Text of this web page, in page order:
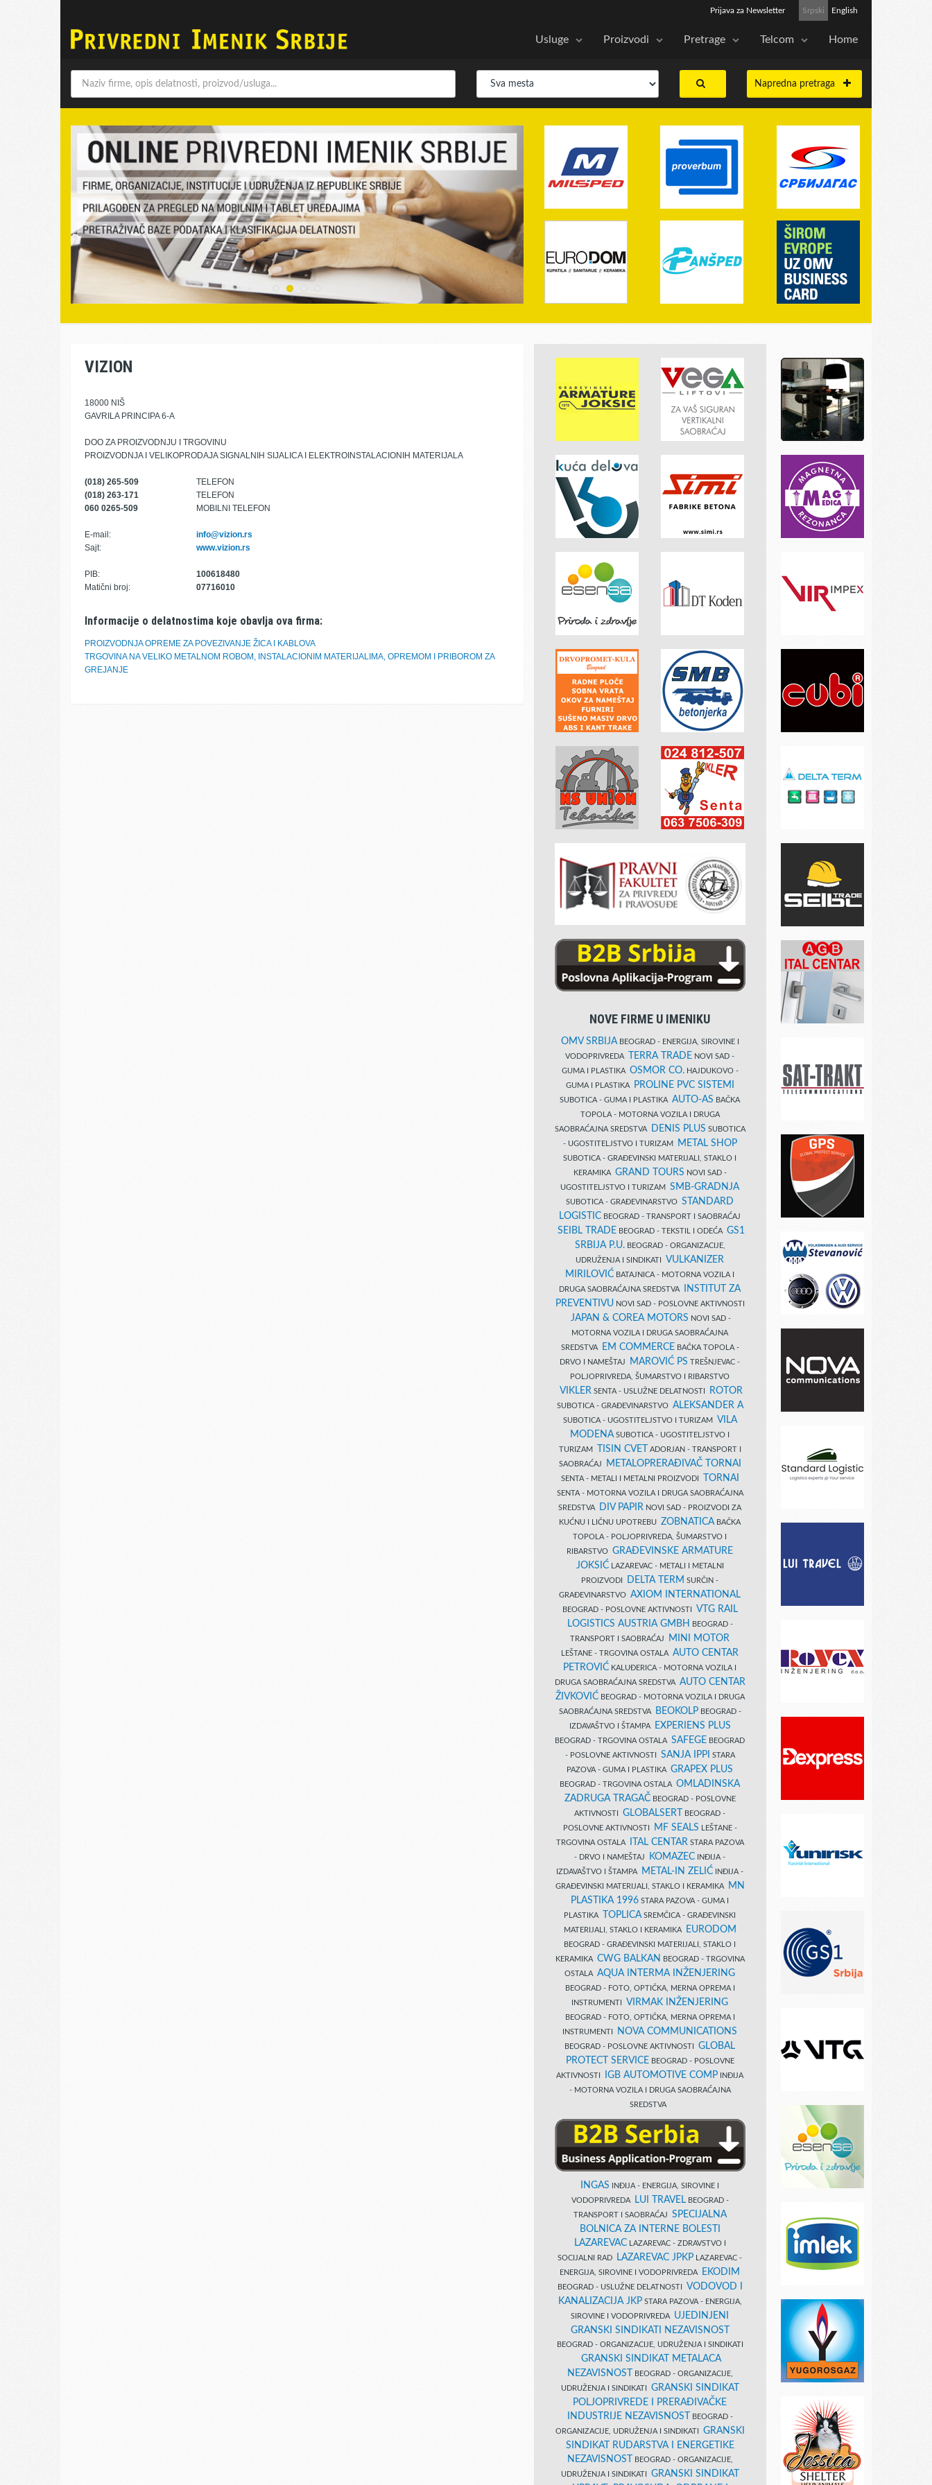
Srpski English
Prijava za Newsletter
Usluge Proizvodi Pretrage Telcom Home
Napredna pretraga
VIZION
18000 NIŠ
GAVRILA PRINCIPA 6-A
DOO ZA PROIZVODNJU I TRGOVINU
PROIZVODNJA I VELIKOPRODAJA SIGNALNIH SIJALICA I ELEKTROINSTALACIONIH MATERIJALA
(018) 265-509
TELEFON
(018) 263-171
TELEFON
060 0265-509
MOBILNI TELEFON
E-mail:
info@vizion.rs
Sajt:
www.vizion.rs
PIB:
100618480
Matični broj:
07716010
Informacije o delatnostima koje obavlja ova firma:
PROIZVODNJA OPREME ZA POVEZIVANJE ŽICA I KABLOVA
TRGOVINA NA VELIKO METALNOM ROBOM, INSTALACIONIM MATERIJALIMA, OPREMOM I PRIBOROM ZA
GREJANJE
NOVE FIRME U IMENIKU
OMV SRBIJABEOGRAD - ENERGIJA, SIROVINE I
VODOPRIVREDA
TERRA TRADE NOVI SAD -
GUMA I PLASTIKA OSMOR CO.HAJDUKOVO -
GUMA I PLASTIKA
PROLINE PVC SISTEMI
SUBOTICA - GUMA I PLASTIKA AUTO-AS BAČKA
TOPOLA - MOTORNA VOZILA I DRUGA
SAOBRAĆAJNA SREDSTVA
DENIS PLUS SUBOTICA
- UGOSTITELJSTVO I TURIZAM
METAL SHOP
SUBOTICA - GRAĐEVINSKI MATERIJALI, STAKLO I
KERAMIKA GRAND TOURS NOVI SAD -
UGOSTITELJSTVO I TURIZAM SMB-GRADNJA
SUBOTICA - GRAĐEVINARSTVO STANDARD
LOGISTIC BEOGRAD - TRANSPORT I SAOBRAĆAJ
SEIBL TRADE BEOGRAD - TEKSTIL I ODEĆA GS1
SRBIJA P.U.BEOGRAD - ORGANIZACIJE,
UDRUŽENJA I SINDIKATI VULKANIZER
MIRILOVIĆ BATAJNICA - MOTORNA VOZILA I
DRUGA SAOBRAĆAJNA SREDSTVA
INSTITUT ZA
PREVENTIVUNOVI SAD - POSLOVNE AKTIVNOSTI
JAPAN & COREA MOTORS NOVI SAD -
MOTORNA VOZILA I DRUGA SAOBRAĆAJNA
SREDSTVA
EM COMMERCE BAČKA TOPOLA -
DRVO I NAMEŠTAJ
MAROVIĆ PS TREŠNJEVAC -
POLJOPRIVREDA, ŠUMARSTVO I RIBARSTVO
VIKLER SENTA - USLUŽNE DELATNOSTI ROTOR
SUBOTICA - GRAĐEVINARSTVO ALEKSANDER A
SUBOTICA - UGOSTITELJSTVO I TURIZAM VILA
MODENA SUBOTICA - UGOSTITELJSTVO I
TURIZAM
TISIN CVET
ADORJAN - TRANSPORT I
SAOBRAĆAJ
METALOPRERAĐIVAČ TORNAI
SENTA - METALI I METALNI PROIZVODI TORNAI
SENTA - MOTORNA VOZILA I DRUGA SAOBRAĆAJNA
SREDSTVA
DIV PAPIR NOVI SAD - PROIZVODI ZA
KUĆNU I LIČNU UPOTREBU ZOBNATICA BAČKA
TOPOLA - POLJOPRIVREDA, ŠUMARSTVO I
RIBARSTVO GRAĐEVINSKE ARMATURE
JOKSIĆLAZAREVAC - METALI I METALNI
PROIZVODI
DELTA TERM SURČIN -
GRAĐEVINARSTVO AXIOM INTERNATIONAL
BEOGRAD - POSLOVNE AKTIVNOSTI VTG RAIL
LOGISTICS AUSTRIA GMBH
BEOGRAD -
TRANSPORT I SAOBRAĆAJ
MINI MOTOR
LEŠTANE - TRGOVINA OSTALA AUTO CENTAR
PETROVIĆ KALUĐERICA - MOTORNA VOZILA I
DRUGA SAOBRAĆAJNA SREDSTVA AUTO CENTAR
ŽIVKOVIĆBEOGRAD - MOTORNA VOZILA I DRUGA
SAOBRAĆAJNA SREDSTVA
BEOKOLPBEOGRAD -
IZDAVAŠTVO I ŠTAMPA
EXPERIENS PLUS
BEOGRAD - TRGOVINA OSTALA SAFEGE BEOGRAD
- POSLOVNE AKTIVNOSTI SANJA IPPI
STARA
PAZOVA - GUMA I PLASTIKA GRAPEX PLUS
BEOGRAD - TRGOVINA OSTALA OMLADINSKA
ZADRUGA TRAGAČBEOGRAD - POSLOVNE
AKTIVNOSTI GLOBALSERT
BEOGRAD -
POSLOVNE AKTIVNOSTI
MF SEALS LEŠTANE -
TRGOVINA OSTALA
ITAL CENTAR STARA PAZOVA
- DRVO I NAMEŠTAJ
KOMAZEC INĐIJA -
IZDAVAŠTVO I ŠTAMPA
METAL-IN ZELIĆ INĐIJA -
GRAĐEVINSKI MATERIJALI, STAKLO I KERAMIKA
MN
PLASTIKA 1996 STARA PAZOVA - GUMA I
PLASTIKA
TOPLICA SREMČICA - GRAĐEVINSKI
MATERIJALI, STAKLO I KERAMIKA
EURODOM
BEOGRAD - GRAĐEVINSKI MATERIJALI, STAKLO I
KERAMIKA CWG BALKAN
BEOGRAD - TRGOVINA
OSTALA AQUA INTERMA INŽENJERING
BEOGRAD - FOTO, OPTIČKA, MERNA OPREMA I
INSTRUMENTI VIRMAK INŽENJERING
BEOGRAD - FOTO, OPTIČKA, MERNA OPREMA I
INSTRUMENTI
NOVA COMMUNICATIONS
BEOGRAD - POSLOVNE AKTIVNOSTI GLOBAL
PROTECT SERVICE BEOGRAD - POSLOVNE
AKTIVNOSTI
IGB AUTOMOTIVE COMP INĐIJA
- MOTORNA VOZILA I DRUGA SAOBRAĆAJNA
SREDSTVA
INGAS INĐIJA - ENERGIJA, SIROVINE I
VODOPRIVREDA
LUI TRAVELBEOGRAD -
TRANSPORT I SAOBRAĆAJ SPECIJALNA
BOLNICA ZA INTERNE BOLESTI
LAZAREVACLAZAREVAC - ZDRAVSTVO I
SOCIJALNI RAD
LAZAREVAC JPKP LAZAREVAC -
ENERGIJA, SIROVINE I VODOPRIVREDA
EKODIM
BEOGRAD - USLUŽNE DELATNOSTI VODOVOD I
KANALIZACIJA JKPSTARA PAZOVA - ENERGIJA,
SIROVINE I VODOPRIVREDA UJEDINJENI
GRANSKI SINDIKATI NEZAVISNOST
BEOGRAD - ORGANIZACIJE, UDRUŽENJA I SINDIKATI
GRANSKI SINDIKAT METALACA
NEZAVISNOST
BEOGRAD - ORGANIZACIJE,
UDRUŽENJA I SINDIKATI GRANSKI SINDIKAT
POLJOPRIVREDE I PRERAĐIVAČKE
INDUSTRIJE NEZAVISNOST
BEOGRAD -
ORGANIZACIJE, UDRUŽENJA I SINDIKATI GRANSKI
SINDIKAT RUDARSTVA I ENERGETIKE
NEZAVISNOST
BEOGRAD - ORGANIZACIJE,
UDRUŽENJA I SINDIKATI GRANSKI SINDIKAT